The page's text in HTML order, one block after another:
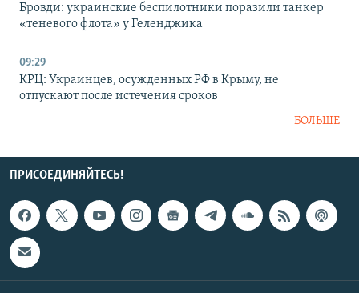
Бровди: украинские беспилотники поразили танкер
«теневого флота» у Геленджика
09:29
КРЦ: Украинцев, осужденных РФ в Крыму, не
отпускают после истечения сроков
БОЛЬШЕ
ПРИСОЕДИНЯЙТЕСЬ!